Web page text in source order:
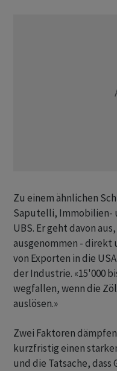
Zu einem ähnlichen
Saputelli, Immobilien-
UBS. Er geht davon
ausgenommen - direkt
von Exporten in die
der Industrie. «15'000
wegfallen, wenn die
auslösen.»
Zwei Faktoren
kurzfristig einen
und die Tatsache, dass